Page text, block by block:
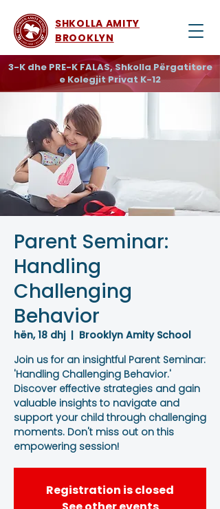
SHKOLLA AMITY
BROOKLYN
3-K dhe PRE-K FALAS, Shkolla Përgatitore
e Kolegjit Privat K-12
Parent Seminar:
Handling
Challenging
Behavior
hën, 18 dhj
  |
Brooklyn Amity School
Join us for an insightful Parent Seminar:
'Handling Challenging Behavior.'
Discover effective strategies and gain
valuable insights to navigate and
support your child through challenging
moments. Don't miss out on this
empowering session!
Registration is closed